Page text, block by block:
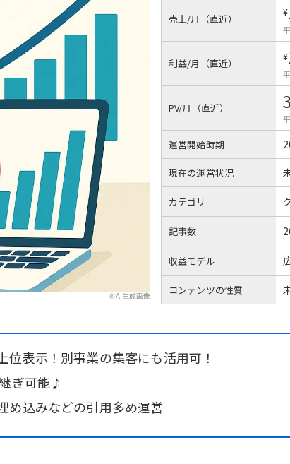
※AI生成画像
売上/月（直近）
¥
利益/月（直近）
¥
PV/月（直近）
運営開始時期
現在の運営状況
カテゴリ
記事数
収益モデル
コンテンツの性質
位表示！別事業の集客にも活用可！
ぎ可能♪
め込みなどの引用多め運営